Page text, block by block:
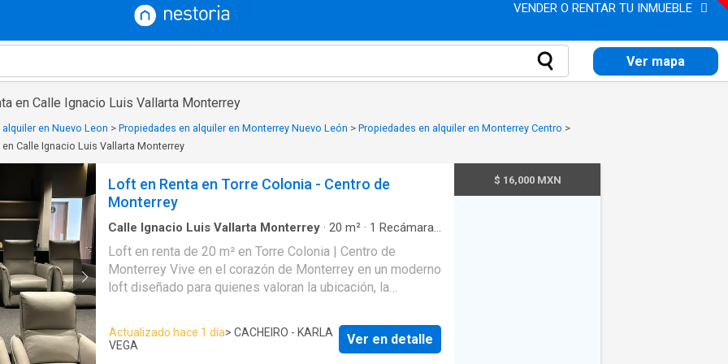
VENDER O RENTAR TU INMUEBLE
Ver mapa
en Calle Ignacio Luis Vallarta Monterrey
en Nuevo Leon > Propiedades en alquiler en Monterrey Nuevo León > Propiedades en alquiler en Monterrey Centro >
Calle Ignacio Luis Vallarta Monterrey
Loft en Renta en Torre Colonia - Centro de
Monterrey
Calle Ignacio Luis Vallarta Monterrey · 20 m² · 1 Recámara·
Baño
Asador
Loft en renta de 20 m² en Torre Colonia | Centro de
Monterrey Vive en el corazón de Monterrey en un moderno
loft diseñado para quienes valoran la ubicación, la
Colonia, sobre Av. Colón y a tan solo unos pasos de la
estación de metro Cuauhtémoc, con conexión directa a las
Líneas 1 y 2 de Metrorrey y acceso inmediato a las
Actualizado hace 1 día> CACHEIRO - KARLA
VEGA
Ver en detalle
$ 16,000 MXN